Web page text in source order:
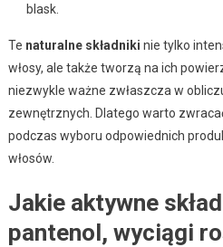
blask.
Te naturalne składniki nie tylko
włosy, ale także tworzą na ich
niezwykle ważne zwłaszcza w
zewnętrznych. Dlatego warto
podczas wyboru odpowiednich
włosów.
Jakie aktywne
pantenol, wyciągi